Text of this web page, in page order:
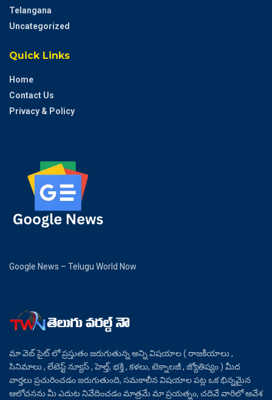
Telangana
Uncategorized
Quick Links
Home
Contact Us
Privacy & Policy
Google News – Telugu World Now
మా వెబ్ సైట్ లో ప్రస్తుతం జరుగుతున్న అన్ని విషయాల ( రాజకీయాలు ,
సినిమాలు , లేటెస్ట్ న్యూస్ , హెల్త్, భక్తి , కళలు, టెక్నాలజీ , జ్యోతిష్యం ) మీద
వార్తలు ప్రచురించడం జరుగుతుంది, సమకాలీన విషయాల పట్ల ఒక భిన్నమైన
ఆలోచనను మీ ఎదుట నివేదించడం మాత్రమే మా ప్రయత్నం, చదివే వారిలో ఆవేశ